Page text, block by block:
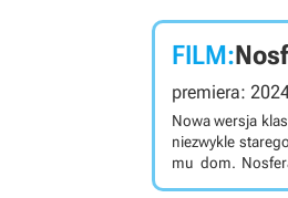
FILM:
premiera:
Nowa wersja
niezwykle
mu dom. Nosferatu jest wyreżyserowanym przez Roberta Eggersa (Czarownica: Bajka ludowa z Nowej
Anglii,